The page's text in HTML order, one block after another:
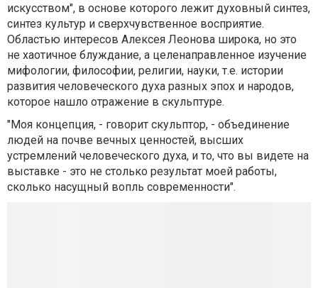
искусством", в основе которого лежит духовный синтез,
синтез культур и сверхчувственное восприятие.
Областью интересов Алексея Леонова широка, но это
не хаотичное блуждание, а целенаправленное изучение
мифологии, философии, религии, науки, т.е. истории
развития человеческого духа разных эпох и народов,
которое нашло отражение в скульптуре.
"Моя концепция, - говорит скульптор, - объединение
людей на почве вечных ценностей, высших
устремлений человеческого духа, и то, что вы видете на
выставке - это не столько результат моей работы,
сколько насущный вопль современности".